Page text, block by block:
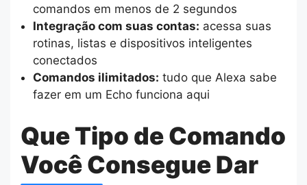
comandos em menos de 2 segundos
Integração com suas contas: acessa suas
rotinas, listas e dispositivos inteligentes
conectados
Comandos ilimitados: tudo que Alexa sabe
fazer em um Echo funciona aqui
Que Tipo de Comando
Você Consegue Dar